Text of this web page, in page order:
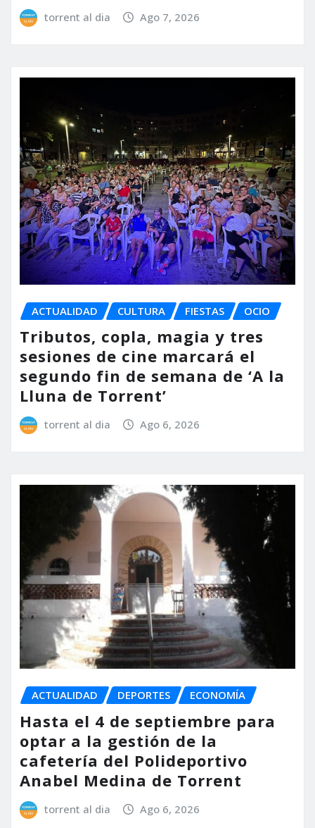
torrent al dia Ago 7, 2026
ACTUALIDAD CULTURA FIESTAS OCIO
Tributos, copla, magia y tres
sesiones de cine marcará el
segundo fin de semana de ‘A la
Lluna de Torrent’
torrent al dia Ago 6, 2026
ACTUALIDAD DEPORTES ECONOMÍA
Hasta el 4 de septiembre para
optar a la gestión de la
cafetería del Polideportivo
Anabel Medina de Torrent
torrent al dia Ago 6, 2026